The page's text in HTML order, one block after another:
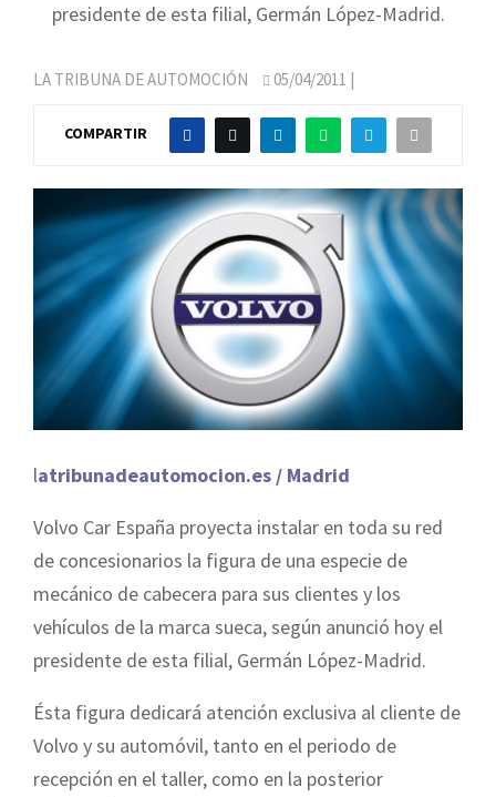
presidente de esta filial, Germán López-Madrid.
LA TRIBUNA DE AUTOMOCIÓN 05/04/2011 |
COMPARTIR
latribunadeautomocion.es / Madrid
Volvo Car España proyecta instalar en toda su red
de concesionarios la figura de una especie de
mecánico de cabecera para sus clientes y los
vehículos de la marca sueca, según anunció hoy el
presidente de esta filial, Germán López-Madrid.
Ésta figura dedicará atención exclusiva al cliente de
Volvo y su automóvil, tanto en el periodo de
recepción en el taller, como en la posterior